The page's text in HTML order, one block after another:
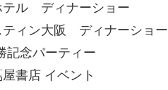
テル ディナーショー
ティン大阪 ディナーショー
記念パーティー
書店 イベント